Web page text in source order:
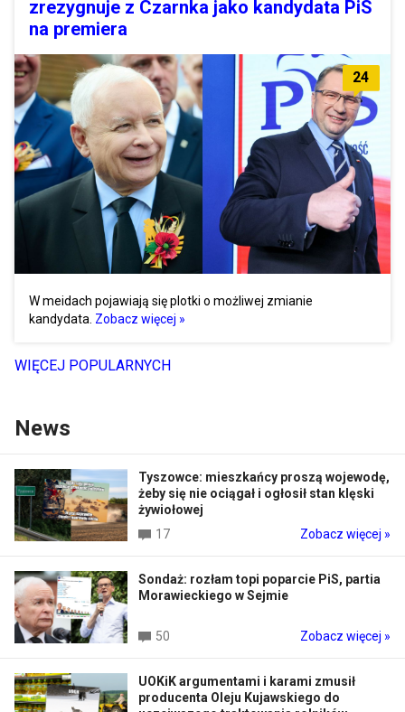
zrezygnuje z Czarnka jako kandydata PiS
na premiera
24
W meidach pojawiają się plotki o możliwej zmianie
kandydata. Zobacz więcej »
WIĘCEJ POPULARNYCH
News
Tyszowce: mieszkańcy proszą wojewodę,
żeby się nie ociągał i ogłosił stan klęski
żywiołowej
17
Zobacz więcej »
Sondaż: rozłam topi poparcie PiS, partia
Morawieckiego w Sejmie
50 Zobacz więcej »
UOKiK argumentami i karami zmusił
producenta Oleju Kujawskiego do